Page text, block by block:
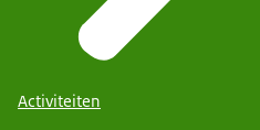
Activiteiten